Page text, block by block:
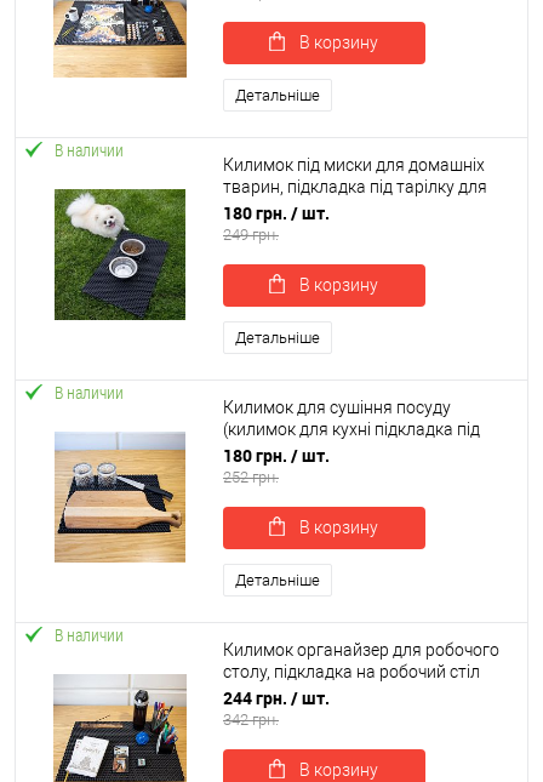
В корзину
Детальніше
В наличии
Килимок під миски для домашніх
тварин, підкладка під тарілку для
котів 40х30 см OSPORT (R-00039)
180 грн. / шт.
249 грн.
В корзину
Детальніше
В наличии
Килимок для сушіння посуду
(килимок для кухні підкладка під
мокрий посуд) 40х30 см OSPORT (R-
00052)
180 грн. / шт.
252 грн.
В корзину
Детальніше
В наличии
Килимок органайзер для робочого
столу, підкладка на робочий стіл
60х40 см OSPORT (R-00060)
244 грн. / шт.
342 грн.
В корзину